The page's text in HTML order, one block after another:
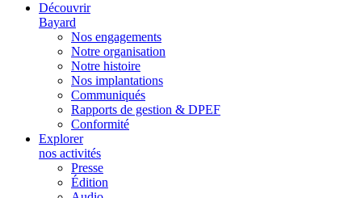
Découvrir
Bayard
Nos engagements
Notre organisation
Notre histoire
Nos implantations
Communiqués
Rapports de gestion & DPEF
Conformité
Explorer
nos activités
Presse
Édition